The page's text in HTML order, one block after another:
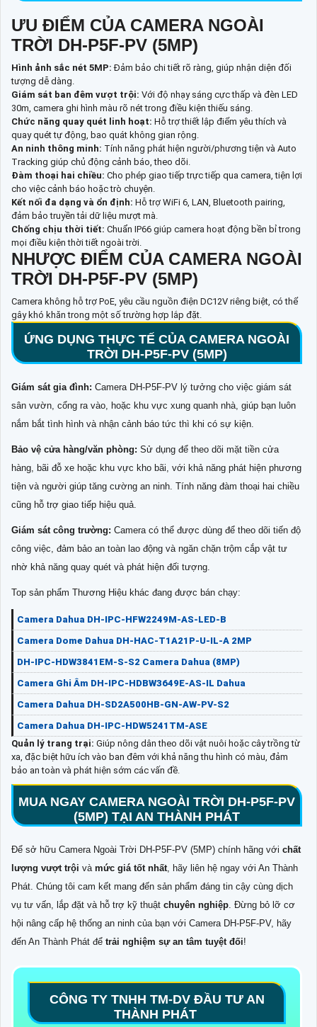
ƯU ĐIỂM CỦA CAMERA NGOÀI
TRỜI DH-P5F-PV (5MP)
Hình ảnh sắc nét 5MP: Đảm bảo chi tiết rõ ràng, giúp nhận diện đối
tượng dễ dàng.
Giám sát ban đêm vượt trội: Với độ nhạy sáng cực thấp và đèn LED
30m, camera ghi hình màu rõ nét trong điều kiện thiếu sáng.
Chức năng quay quét linh hoạt: Hỗ trợ thiết lập điểm yêu thích và
quay quét tự động, bao quát không gian rộng.
An ninh thông minh: Tính năng phát hiện người/phương tiện và Auto
Tracking giúp chủ động cảnh báo, theo dõi.
Đàm thoại hai chiều: Cho phép giao tiếp trực tiếp qua camera, tiện lợi
cho việc cảnh báo hoặc trò chuyện.
Kết nối đa dạng và ổn định: Hỗ trợ WiFi 6, LAN, Bluetooth pairing,
đảm bảo truyền tải dữ liệu mượt mà.
Chống chịu thời tiết: Chuẩn IP66 giúp camera hoạt động bền bỉ trong
mọi điều kiện thời tiết ngoài trời.
NHƯỢC ĐIỂM CỦA CAMERA NGOÀI
TRỜI DH-P5F-PV (5MP)
Camera không hỗ trợ PoE, yêu cầu nguồn điện DC12V riêng biệt, có thể
gây khó khăn trong một số trường hợp lắp đặt.
ỨNG DỤNG THỰC TẾ CỦA CAMERA NGOÀI
TRỜI DH-P5F-PV (5MP)
Giám sát gia đình: Camera DH-P5F-PV lý tưởng cho việc giám sát
sân vườn, cổng ra vào, hoặc khu vực xung quanh nhà, giúp bạn luôn
nắm bắt tình hình và nhận cảnh báo tức thì khi có sự kiện.
Bảo vệ cửa hàng/văn phòng: Sử dụng để theo dõi mặt tiền cửa
hàng, bãi đỗ xe hoặc khu vực kho bãi, với khả năng phát hiện phương
tiện và người giúp tăng cường an ninh. Tính năng đàm thoại hai chiều
cũng hỗ trợ giao tiếp hiệu quả.
Giám sát công trường: Camera có thể được dùng để theo dõi tiến độ
công việc, đảm bảo an toàn lao động và ngăn chặn trộm cắp vật tư
nhờ khả năng quay quét và phát hiện đối tượng.
Top sản phẩm Thương Hiệu khác đang được bán chạy:
Camera Dahua DH-IPC-HFW2249M-AS-LED-B
Camera Dome Dahua DH-HAC-T1A21P-U-IL-A 2MP
DH-IPC-HDW3841EM-S-S2 Camera Dahua (8MP)
Camera Ghi Âm DH-IPC-HDBW3649E-AS-IL Dahua
Camera Dahua DH-SD2A500HB-GN-AW-PV-S2
Camera Dahua DH-IPC-HDW5241TM-ASE
Quản lý trang trại: Giúp nông dân theo dõi vật nuôi hoặc cây trồng từ
xa, đặc biệt hữu ích vào ban đêm với khả năng thu hình có màu, đảm
bảo an toàn và phát hiện sớm các vấn đề.
MUA NGAY CAMERA NGOÀI TRỜI DH-P5F-PV
(5MP) TẠI AN THÀNH PHÁT
Để sở hữu Camera Ngoài Trời DH-P5F-PV (5MP) chính hãng với chất
lượng vượt trội và mức giá tốt nhất, hãy liên hệ ngay với An Thành
Phát. Chúng tôi cam kết mang đến sản phẩm đáng tin cậy cùng dịch
vụ tư vấn, lắp đặt và hỗ trợ kỹ thuật chuyên nghiệp. Đừng bỏ lỡ cơ
hội nâng cấp hệ thống an ninh của bạn với Camera DH-P5F-PV, hãy
đến An Thành Phát để trải nghiệm sự an tâm tuyệt đối!
CÔNG TY TNHH TM-DV ĐẦU TƯ AN
THÀNH PHÁT